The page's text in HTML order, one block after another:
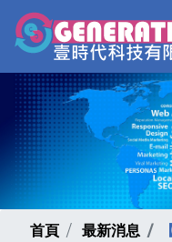
首頁 最新消息